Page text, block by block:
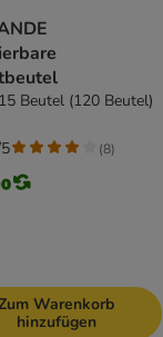
Beutel (120 Beutel)
(8)
Warenkorb
hinzufügen